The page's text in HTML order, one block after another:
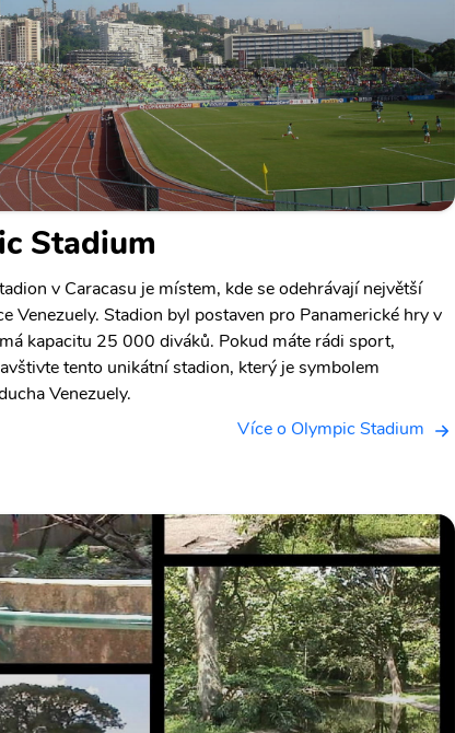
Stadium
v Caracasu je místem, kde se odehrávají největší
Venezuely. Stadion byl postaven pro Panamerické hry v
kapacitu 25 000 diváků. Pokud máte rádi sport,
tento unikátní stadion, který je symbolem
Venezuely.
Více o Olympic Stadium